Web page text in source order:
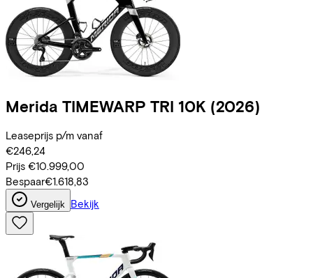
Merida TIMEWARP TRI 10K (2026)
Leaseprijs p/m vanaf
€246,24
Prijs €10.999,00
Bespaar€1.618,83
Vergelijk Bekijk